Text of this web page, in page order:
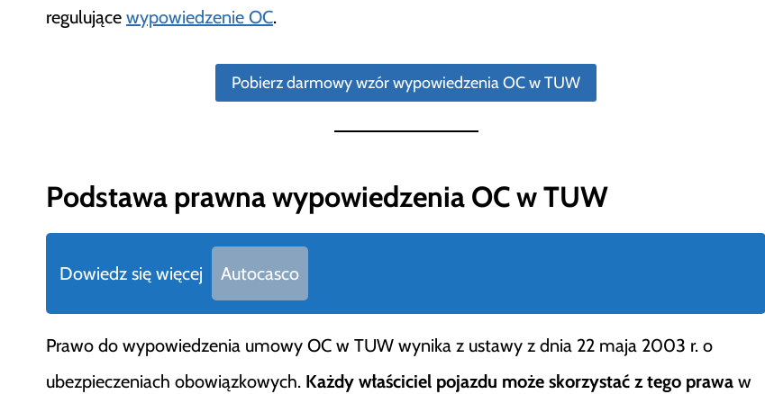
regulujące wypowiedzenie OC.
Pobierz darmowy wzór wypowiedzenia OC w TUW
Podstawa prawna wypowiedzenia OC w TUW
Dowiedz się więcej Autocasco
Prawo do wypowiedzenia umowy OC w TUW wynika z ustawy z dnia 22 maja 2003 r. o
ubezpieczeniach obowiązkowych. Każdy właściciel pojazdu może skorzystać z tego prawa w